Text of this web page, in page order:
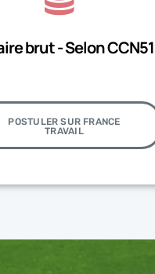
brut - Selon CCN51
POSTULER SUR FRANCE
TRAVAIL